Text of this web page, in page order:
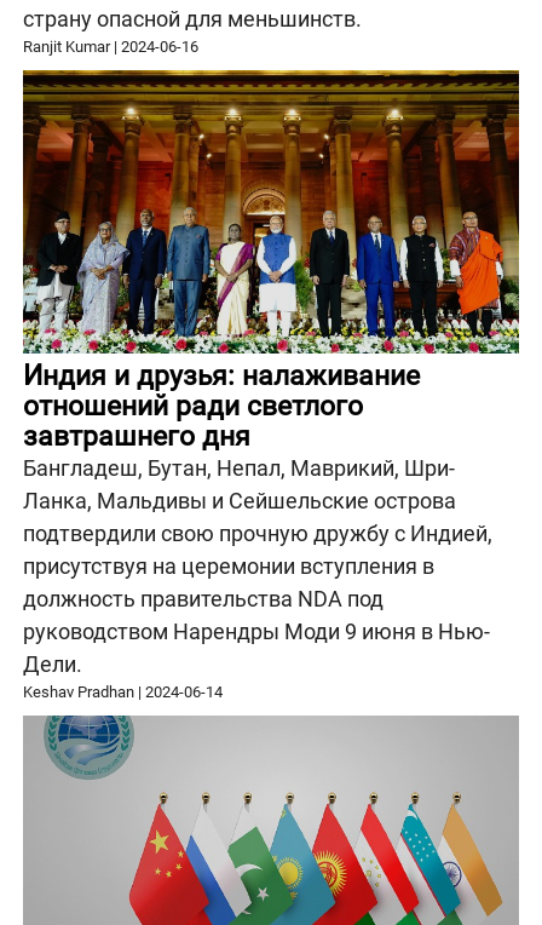
страну опасной для меньшинств.
Ranjit Kumar|2024-06-16
Индия и друзья: налаживание
отношений ради светлого
завтрашнего дня
Бангладеш, Бутан, Непал, Маврикий, Шри-
Ланка, Мальдивы и Сейшельские острова
подтвердили свою прочную дружбу с Индией,
присутствуя на церемонии вступления в
должность правительства NDA под
руководством Нарендры Моди 9 июня в Нью-
Дели.
Keshav Pradhan |2024-06-14